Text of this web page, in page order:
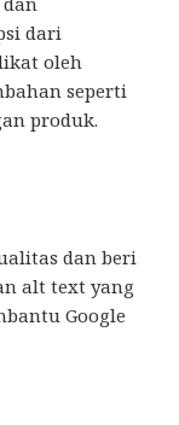
dari
oleh
seperti
produk.
dan beri
alt text yang
Google